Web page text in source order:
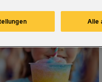
Alle